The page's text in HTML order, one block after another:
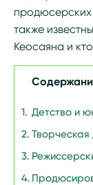
также
Кеосаяна и
Детство и
Творческая